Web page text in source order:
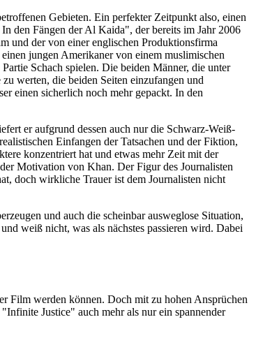
Gebieten. Ein perfekter Zeitpunkt also, einen
den Fängen der Al Kaida", der bereits im Jahr 2006
und der von einer englischen Produktionsfirma
jungen Amerikaner von einem muslimischen
Schach spielen. Die beiden Männer, die unter
werten, die beiden Seiten einzufangen und
einen sicherlich noch mehr gepackt. In den
er aufgrund dessen auch nur die Schwarz-Weiß-
Einfangen der Tatsachen und der Fiktion,
konzentriert hat und etwas mehr Zeit mit der
Motivation von Khan. Der Figur des Journalisten
doch wirkliche Trauer ist dem Journalisten nicht
und auch die scheinbar ausweglose Situation,
weiß nicht, was als nächstes passieren wird. Dabei
Film werden können. Doch mit zu hohen Ansprüchen
Justice" auch mehr als nur ein spannender